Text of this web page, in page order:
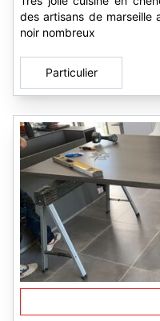
des artisans de marseille
noir nombreux
Particulier